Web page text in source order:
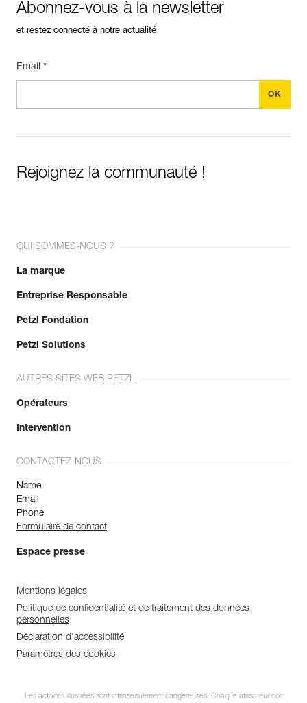
Abonnez-vous à la newsletter
et restez connecté à notre actualité
Email *
Rejoignez la communauté !
QUI SOMMES-NOUS ?
La marque
Entreprise Responsable
Petzl Fondation
Petzl Solutions
AUTRES SITES WEB PETZL
Opérateurs
Intervention
CONTACTEZ-NOUS
Name
Email
Phone
Formulaire de contact
Espace presse
Mentions légales
Politique de confidentialité et de traitement des données
personnelles
Déclaration d'accessibilité
Paramètres des cookies
Les activités illustrées sont intrinsèquement dangereuses. Chaque utilisateur doit